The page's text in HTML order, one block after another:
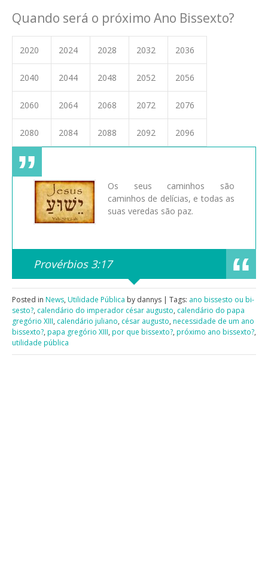
Quando será o próximo Ano Bissexto?
2020 2024 2028 2032 2036
2040 2044 2048 2052 2056
2060 2064 2068 2072 2076
2080 2084 2088 2092 2096
Os seus caminhos são
caminhos de delícias, e todas as
suas veredas são paz.
Provérbios 3:17
Posted in News, Utilidade Pública by dannys | Tags: ano bissesto ou bi-
sesto?, calendário do imperador césar augusto, calendário do papa
gregório XIII, calendário juliano, césar augusto, necessidade de um ano
bissexto?, papa gregório XIII, por que bissexto?, próximo ano bissexto?,
utilidade pública